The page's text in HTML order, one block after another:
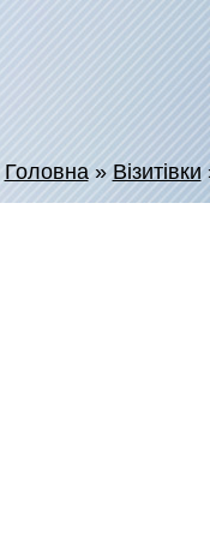
Головна» Візитівки